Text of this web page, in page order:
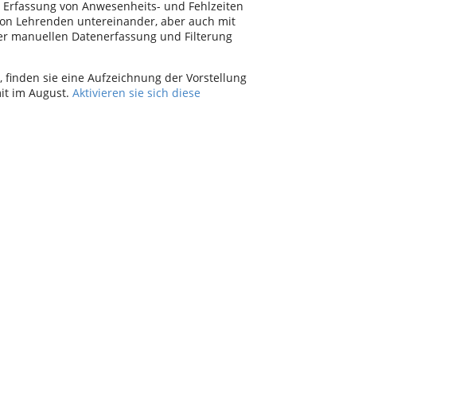
von Anwesenheits- und Fehlzeiten
Lehrenden untereinander, aber auch mit
manuellen Datenerfassung und Filterung
sie eine Aufzeichnung der Vorstellung
im August. Aktivieren sie sich diese